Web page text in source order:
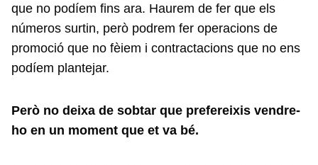
que no podíem fins ara. Haurem de fer que els
números surtin, però podrem fer operacions de
promoció que no fèiem i contractacions que no ens
podíem plantejar.
Però no deixa de sobtar que prefereixis vendre-
ho en un moment que et va bé.